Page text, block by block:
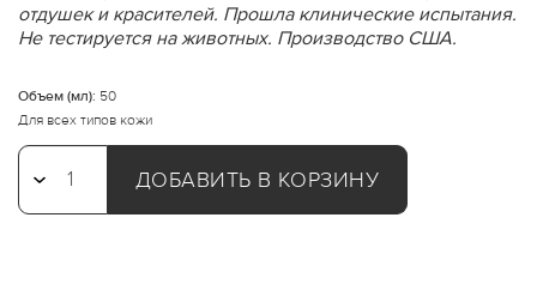
отдушек и красителей. Прошла клинические испытания.
Не тестируется на животных. Производство США.
Объем (мл): 50
Для всех типов кожи
ДОБАВИТЬ В КОРЗИНУ